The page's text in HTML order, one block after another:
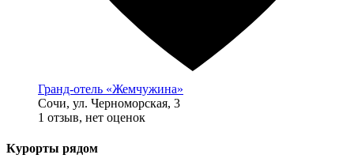
Гранд-отель «Жемчужина»
Сочи, ул. Черноморская, 3
1 отзыв, нет оценок
Курорты рядом